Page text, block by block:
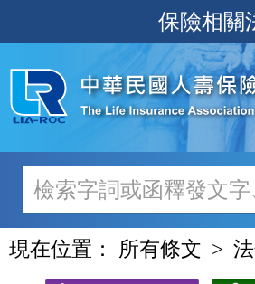
至
主
內
容
保險相關
現在位置： 所有條文